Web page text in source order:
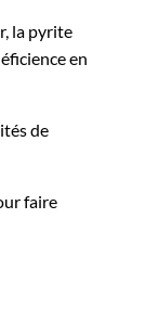
la pyrite
en
de
faire